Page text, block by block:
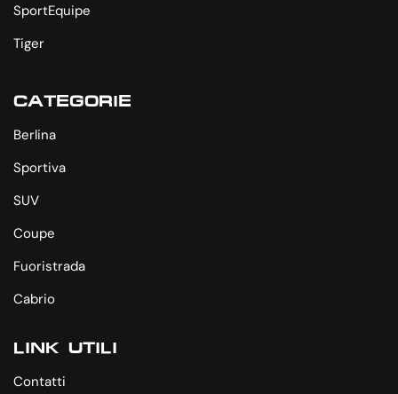
SportEquipe
Tiger
CATEGORIE
Berlina
Sportiva
SUV
Coupe
Fuoristrada
Cabrio
LINK UTILI
Contatti